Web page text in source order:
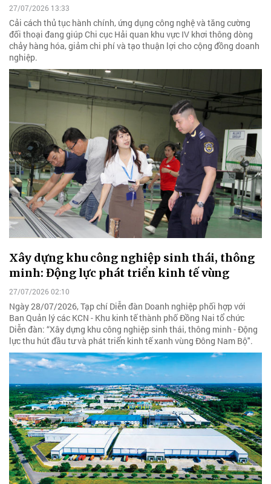
27/07/2026 13:33
Cải cách thủ tục hành chính, ứng dụng công nghệ và tăng cường
đối thoại đang giúp Chi cục Hải quan khu vực IV khơi thông dòng
chảy hàng hóa, giảm chi phí và tạo thuận lợi cho cộng đồng doanh
nghiệp.
Xây dựng khu công nghiệp sinh thái, thông
minh: Động lực phát triển kinh tế vùng
27/07/2026 02:10
Ngày 28/07/2026, Tạp chí Diễn đàn Doanh nghiệp phối hợp với
Ban Quản lý các KCN - Khu kinh tế thành phố Đồng Nai tổ chức
Diễn đàn: “Xây dựng khu công nghiệp sinh thái, thông minh - Động
lực thu hút đầu tư và phát triển kinh tế xanh vùng Đông Nam Bộ".